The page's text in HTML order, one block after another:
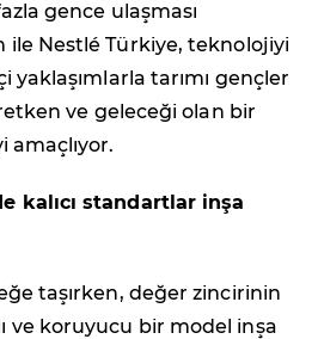
gence ulaşması
Nestlé Türkiye, teknolojiyi
yaklaşımlarla tarımı gençler
ve geleceği olan bir
kalıcı standartlar inşa
taşırken, değer zincirinin
ve koruyucu bir model inşa